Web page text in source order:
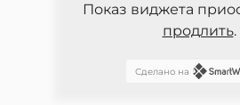
Показ виджета
продлить.
Сделано на